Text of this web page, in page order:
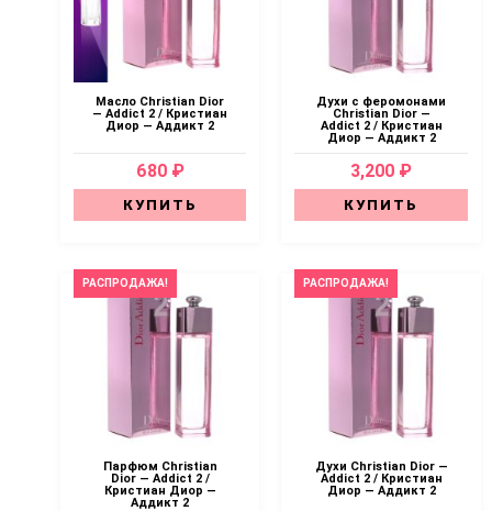
Масло Christian Dior
— Addict 2 / Кристиан
Диор — Аддикт 2
680 ₽
КУПИТЬ
Духи с феромонами
Christian Dior —
Addict 2 / Кристиан
Диор — Аддикт 2
3,200 ₽
КУПИТЬ
РАСПРОДАЖА!
Парфюм Christian
Dior — Addict 2 /
Кристиан Диор —
Аддикт 2
РАСПРОДАЖА!
Духи Christian Dior —
Addict 2 / Кристиан
Диор — Аддикт 2